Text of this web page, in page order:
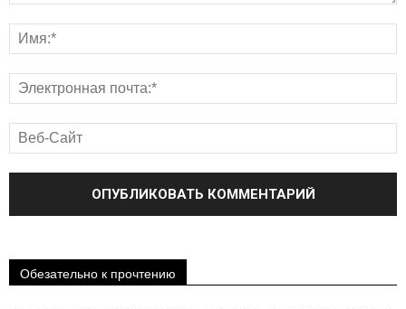
Обезательно к прочтению